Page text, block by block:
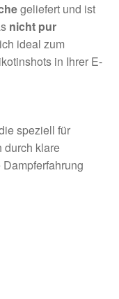
geliefert und ist
nicht pur
ideal zum
in Ihrer E-
speziell für
durch klare